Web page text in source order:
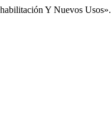
Y Nuevos Usos».